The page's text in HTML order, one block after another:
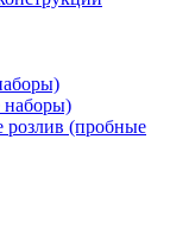
наборы)
розлив (пробные